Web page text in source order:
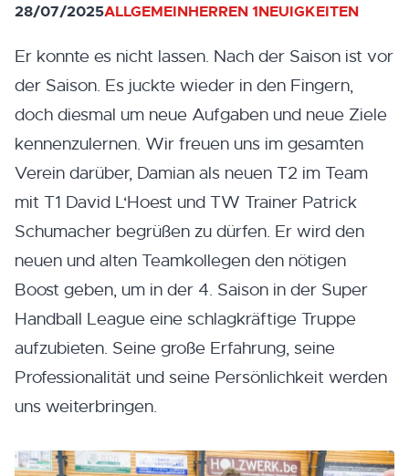
28/07/2025ALLGEMEINHERREN 1NEUIGKEITEN
Er konnte es nicht lassen. Nach der Saison ist vor
der Saison. Es juckte wieder in den Fingern,
doch diesmal um neue Aufgaben und neue Ziele
kennenzulernen. Wir freuen uns im gesamten
Verein darüber, Damian als neuen T2 im Team
mit T1 David L‘Hoest und TW Trainer Patrick
Schumacher begrüßen zu dürfen. Er wird den
neuen und alten Teamkollegen den nötigen
Boost geben, um in der 4. Saison in der Super
Handball League eine schlagkräftige Truppe
aufzubieten. Seine große Erfahrung, seine
Professionalität und seine Persönlichkeit werden
uns weiterbringen.